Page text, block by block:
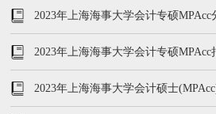
2023年上海海事大学会计专硕MPAcc
2023年上海海事大学会计专硕MPAcc
2023年上海海事大学会计硕士